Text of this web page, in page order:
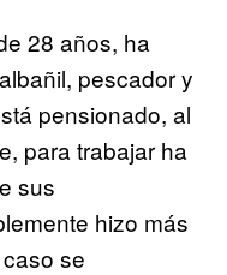
28 años, ha
pescador y
pensionado, al
para trabajar ha
sus
hizo más
se